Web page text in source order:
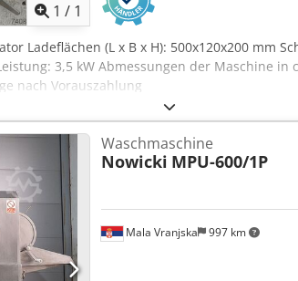
1 / 1
Ladeflächen (L x B x H): 500x120x200 mm
3,5 kW Abmessungen der Maschine in
nach Vorauszahlung
Mala Vranjska 997 km
Waschmaschine
Nowicki MPU-600/1P